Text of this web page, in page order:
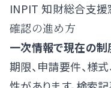
INPIT 知財総合支援
確認の進め方
一次情報で現在の制
期限、申請要件、様